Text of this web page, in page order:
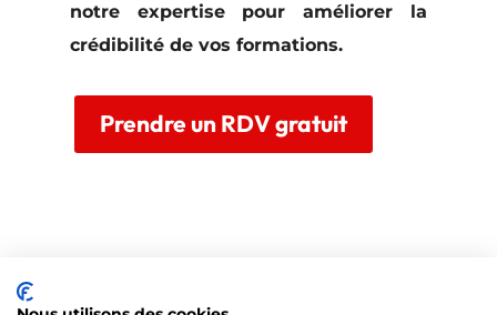
notre expertise pour améliorer la
crédibilité de vos formations.
Prendre un RDV gratuit